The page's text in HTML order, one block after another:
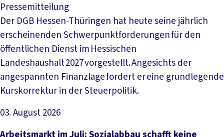
Pressemitteilung
Der DGB Hessen-Thüringen hat heute seine jährlich
erscheinenden Schwerpunktforderungen für den
öffentlichen Dienst im Hessischen
Landeshaushalt 2027 vorgestellt. Angesichts der
angespannten Finanzlage fordert er eine grundlegende
Kurskorrektur in der Steuerpolitik.
03. August 2026
Artikel lesen